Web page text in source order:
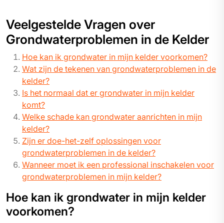
Veelgestelde Vragen over
Grondwaterproblemen in de Kelder
Hoe kan ik grondwater in mijn kelder voorkomen?
Wat zijn de tekenen van grondwaterproblemen in de
kelder?
Is het normaal dat er grondwater in mijn kelder
komt?
Welke schade kan grondwater aanrichten in mijn
kelder?
Zijn er doe-het-zelf oplossingen voor
grondwaterproblemen in de kelder?
Wanneer moet ik een professional inschakelen voor
grondwaterproblemen in mijn kelder?
Hoe kan ik grondwater in mijn kelder
voorkomen?